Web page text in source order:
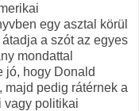
egy asztal körül
a szót az egyes
mondattal
jó, hogy Donald
majd pedig rátérnek a
vagy politikai